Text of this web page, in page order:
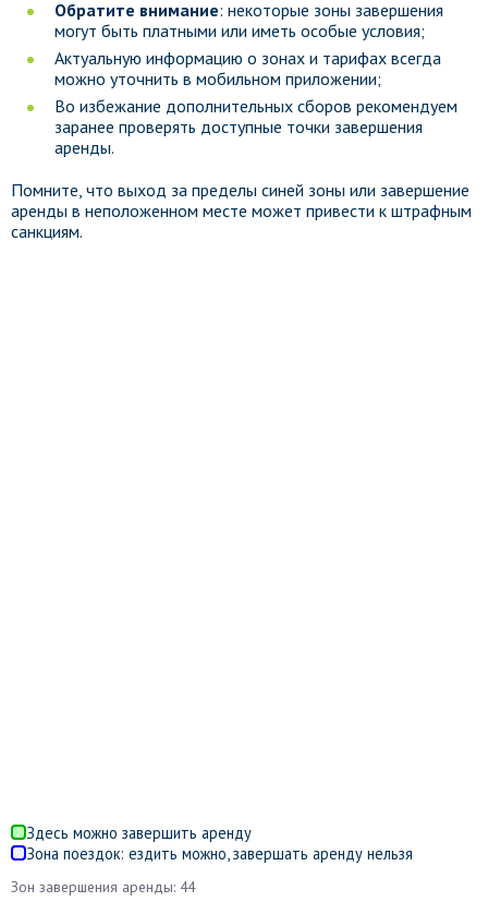
Обратите внимание: некоторые зоны завершения
могут быть платными или иметь особые условия;
Актуальную информацию о зонах и тарифах всегда
можно уточнить в мобильном приложении;
Во избежание дополнительных сборов рекомендуем
заранее проверять доступные точки завершения
аренды.
Помните, что выход за пределы синей зоны или завершение
аренды в неположенном месте может привести к штрафным
санкциям.
Здесь можно завершить аренду
Зона поездок: ездить можно, завершать аренду нельзя
Зон завершения аренды: 44